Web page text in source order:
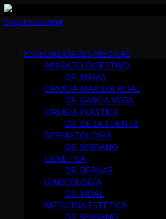
Skip to content
ESPECIALIDADES MÉDICAS
APARATO DIGESTIVO
DR. MIRAS
CIRUGÍA MAXILOFACIAL
DR. GARCÍA VEGA
CIRUGÍA PLÁSTICA
DR. DE LA FUENTE
DERMATOLOGÍA
DR. SERRANO
GENÉTICA
DR. BERNAR
GINECOLOGÍA
DR. VIDAL
MEDICINA ESTÉTICA